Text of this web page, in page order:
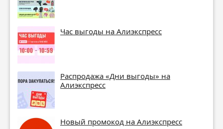
Час выгоды на Алиэкспресс
Распродажа «Дни выгоды» на
Алиэкспресс
Новый промокод на Алиэкспресс